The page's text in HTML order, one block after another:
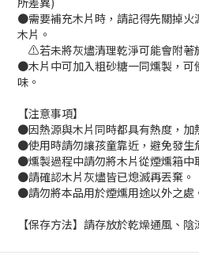
●需要補充木片時，請記得先關掉火
木片。
⚠️若未將灰燼清理乾淨可能會附著
●木片中可加入粗砂糖一同燻製，可
味。
【注意事項】
●因熱源與木片同時都具有熱度，加
●使用時請勿讓孩童靠近，避免發生
●燻製過程中請勿將木片從煙燻箱中
●請確認木片灰燼皆已熄滅再丟棄。
●請勿將本品用於煙燻用途以外之處
【保存方法】請存放於乾燥通風、